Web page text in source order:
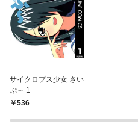
サイクロプス少女 さい
ぷ～ 1
536